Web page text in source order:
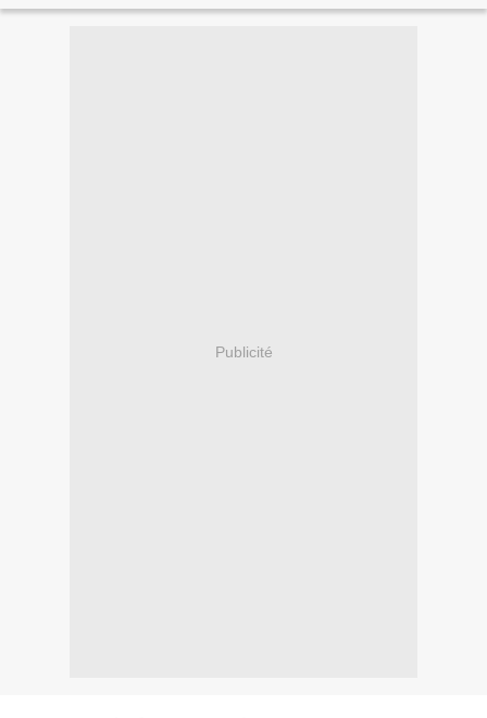
Publicité